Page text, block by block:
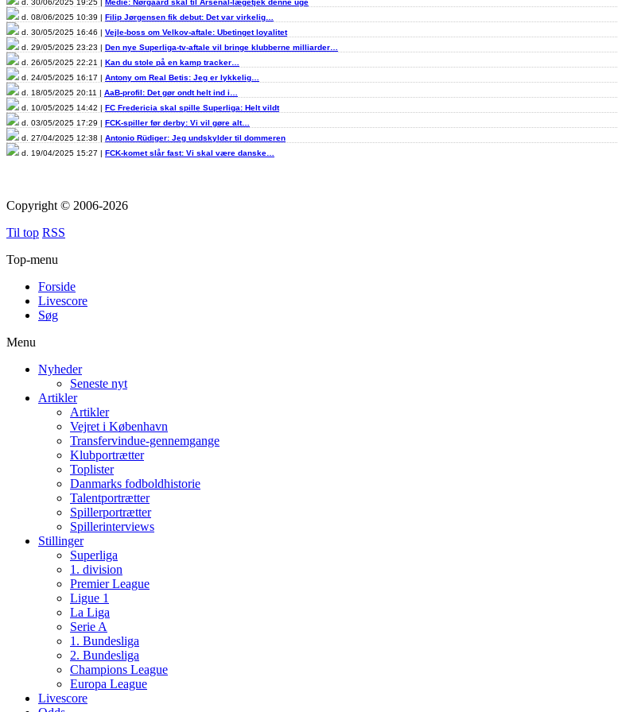
d. 30/06/2025 19:25 |
Medie: Nørgaard skal til Arsenal-lægetjek denne uge
d. 08/06/2025 10:39 |
Filip Jørgensen fik debut: Det var virkelig…
d. 30/05/2025 16:46 | Vejle-boss om Velkov-aftale: Ubetinget loyalitet
d. 29/05/2025 23:23 |
Den nye Superliga-tv-aftale vil bringe klubberne milliarder…
d. 26/05/2025 22:21 |
Kan du stole på en kamp tracker…
d. 24/05/2025 16:17 | Antony om Real Betis: Jeg er lykkelig…
d. 18/05/2025 20:11 | AaB-profil: Det gør ondt helt ind i…
d. 10/05/2025 14:42 |
FC Fredericia skal spille Superliga: Helt vildt
d. 03/05/2025 17:29 |
FCK-spiller før derby: Vi vil gøre alt…
d. 27/04/2025 12:38 | Antonio Rüdiger: Jeg undskylder til dommeren
d. 19/04/2025 15:27 |
FCK-komet slår fast: Vi skal være danske…
Copyright © 2006-2026
Til top RSS
Top-menu
Forside
Livescore
Søg
Menu
Nyheder
Seneste nyt
Artikler
Artikler
Vejret i København
Transfervindue-gennemgange
Klubportrætter
Toplister
Danmarks fodboldhistorie
Talentportrætter
Spillerportrætter
Spillerinterviews
Stillinger
Superliga
1. division
Premier League
Ligue 1
La Liga
Serie A
1. Bundesliga
2. Bundesliga
Champions League
Europa League
Livescore